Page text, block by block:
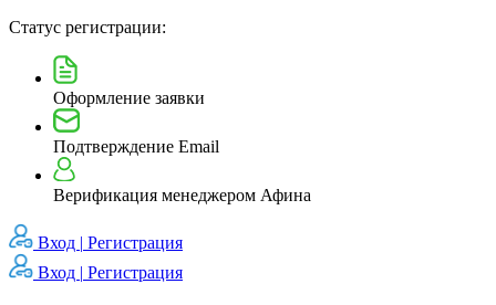
Статус регистрации:
Оформление заявки
Подтверждение Email
Верификация менеджером Афина
Вход | Регистрация
Вход | Регистрация